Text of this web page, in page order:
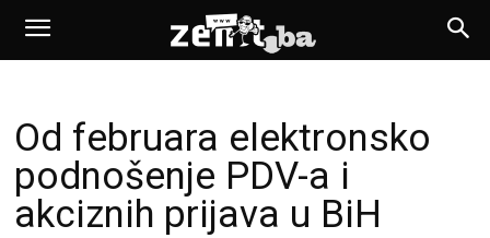
Od februara elektronsko
podnošenje PDV-a i
akciznih prijava u BiH